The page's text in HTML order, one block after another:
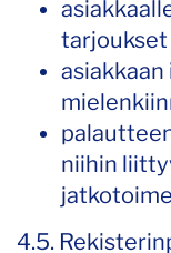
tarjoukset
niihin
4.5.